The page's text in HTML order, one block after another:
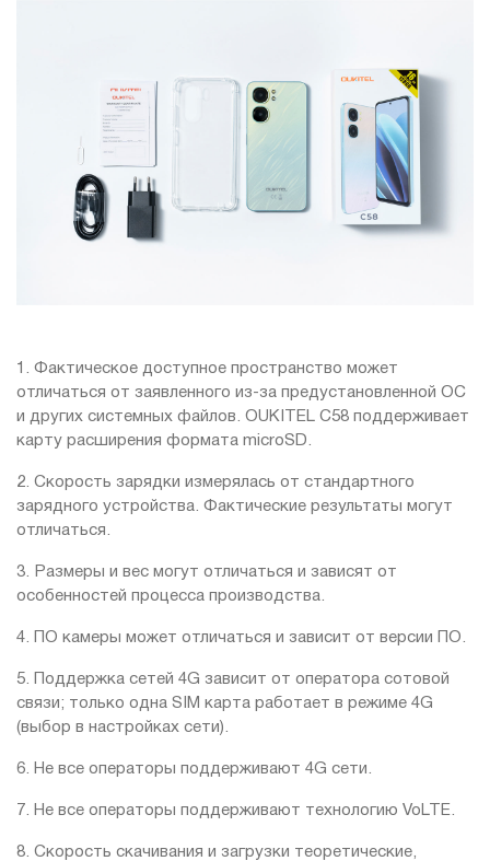
1. Фактическое доступное пространство может
отличаться от заявленного из-за предустановленной ОС
и других системных файлов. OUKITEL C58 поддерживает
карту расширения формата microSD.
2. Скорость зарядки измерялась от стандартного
зарядного устройства. Фактические результаты могут
отличаться.
3. Размеры и вес могут отличаться и зависят от
особенностей процесса производства.
4. ПО камеры может отличаться и зависит от версии ПО.
5. Поддержка сетей 4G зависит от оператора сотовой
связи; только одна SIM карта работает в режиме 4G
(выбор в настройках сети).
6. Не все операторы поддерживают 4G сети.
7. Не все операторы поддерживают технологию VoLTE.
8. Скорость скачивания и загрузки теоретические,